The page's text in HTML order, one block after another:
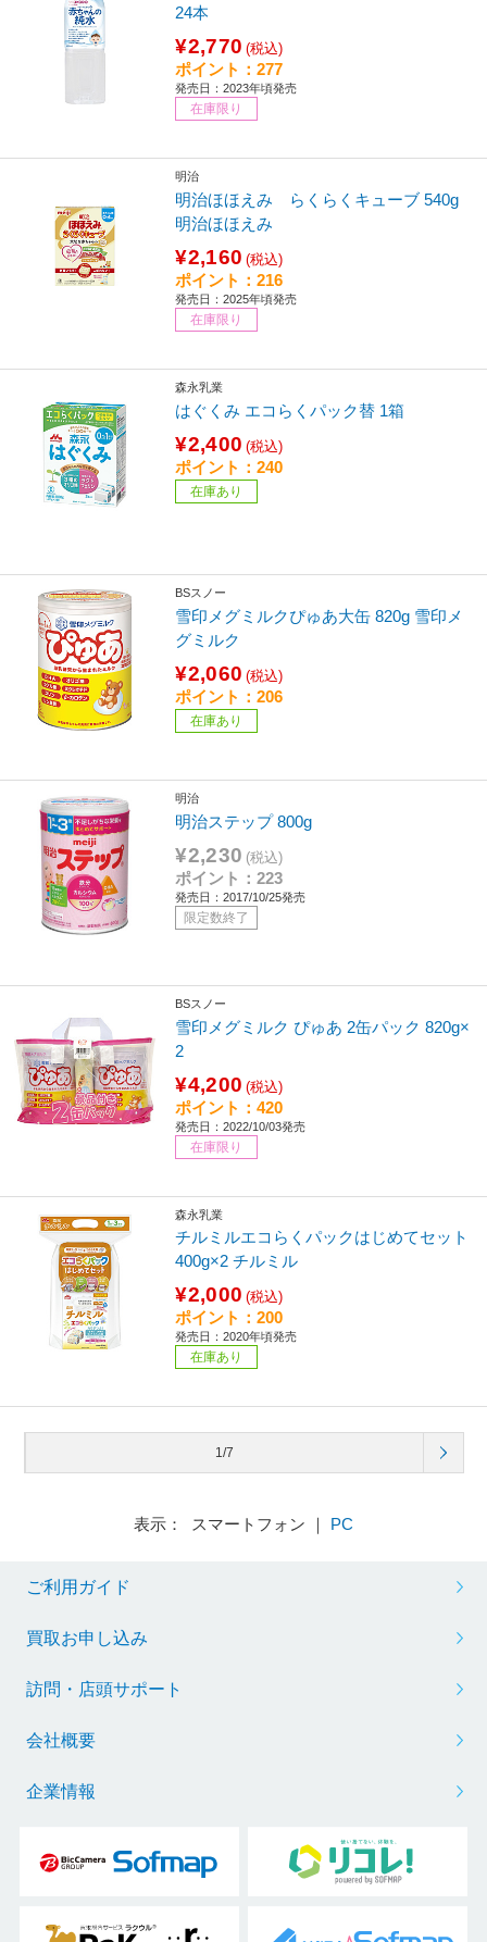
24本
¥2,770 (税込)
ポイント：277
発売日：2023年頃発売
在庫限り
明治
明治ほほえみ らくらくキューブ 540g
明治ほほえみ
¥2,160 (税込)
ポイント：216
発売日：2025年頃発売
在庫限り
森永乳業
はぐくみ エコらくパック替 1箱
¥2,400 (税込)
ポイント：240
在庫あり
BSスノー
雪印メグミルクぴゅあ大缶 820g 雪印メ
グミルク
¥2,060 (税込)
ポイント：206
在庫あり
明治
明治ステップ 800g
¥2,230 (税込)
ポイント：223
発売日：2017/10/25発売
限定数終了
BSスノー
雪印メグミルク ぴゅあ 2缶パック 820g×
2
¥4,200 (税込)
ポイント：420
発売日：2022/10/03発売
在庫限り
森永乳業
チルミルエコらくパックはじめてセット
400g×2 チルミル
¥2,000 (税込)
ポイント：200
発売日：2020年頃発売
在庫あり
1/7
表示： スマートフォン ｜ PC
ご利用ガイド
買取お申し込み
訪問・店頭サポート
会社概要
企業情報